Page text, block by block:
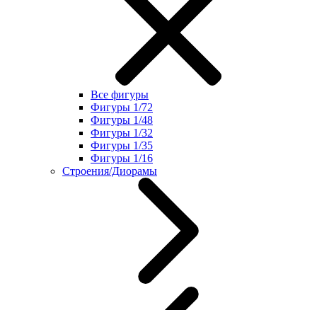
Все фигуры
Фигуры 1/72
Фигуры 1/48
Фигуры 1/32
Фигуры 1/35
Фигуры 1/16
Строения/Диорамы